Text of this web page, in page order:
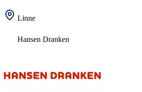
Linne
Hansen Dranken